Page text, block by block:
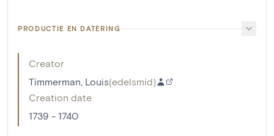
PRODUCTIE EN DATERING
Creator
Timmerman, Louis(edelsmid)
Creation date
1739 - 1740